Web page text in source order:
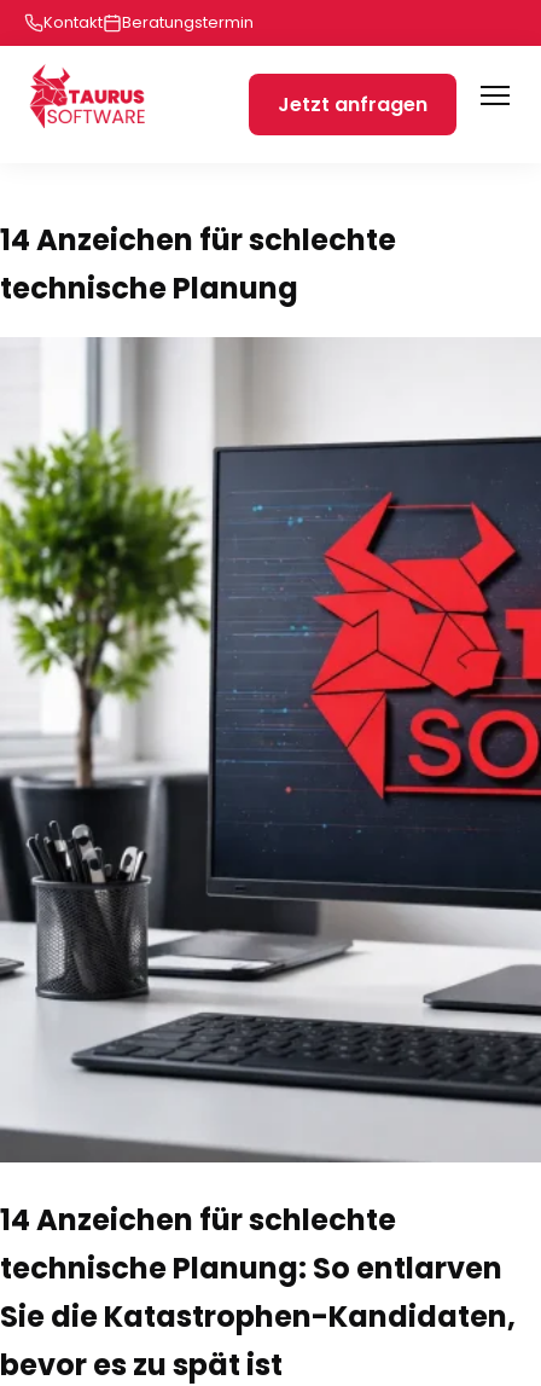
Kontakt Beratungstermin
Jetzt anfragen
14 Anzeichen für schlechte
technische Planung
14 Anzeichen für schlechte
technische Planung: So entlarven
Sie die Katastrophen-Kandidaten,
bevor es zu spät ist